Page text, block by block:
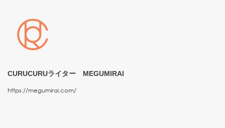
CURUCURUライター MEGUMIRAI
https://megumirai.com/